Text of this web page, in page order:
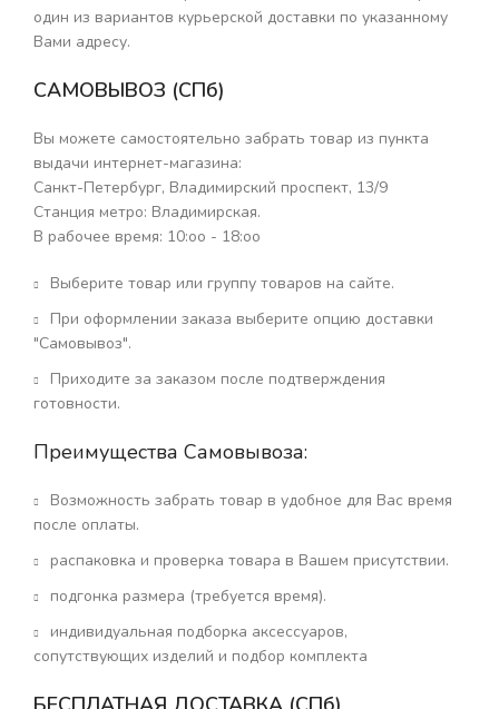
один из вариантов курьерской доставки по указанному
Вами адресу.
САМОВЫВОЗ (СПб)
Вы можете самостоятельно забрать товар из пункта
выдачи интернет-магазина:
Санкт-Петербург, Владимирский проспект, 13/9
Станция метро: Владимирская.
В рабочее время: 10:оо - 18:оо
Выберите товар или группу товаров на сайте.
При оформлении заказа выберите опцию доставки
"Самовывоз".
Приходите за заказом после подтверждения
готовности.
Преимущества Самовывоза:
Возможность забрать товар в удобное для Вас время
после оплаты.
распаковка и проверка товара в Вашем присутствии.
подгонка размера (требуется время).
индивидуальная подборка аксессуаров,
сопутствующих изделий и подбор комплекта